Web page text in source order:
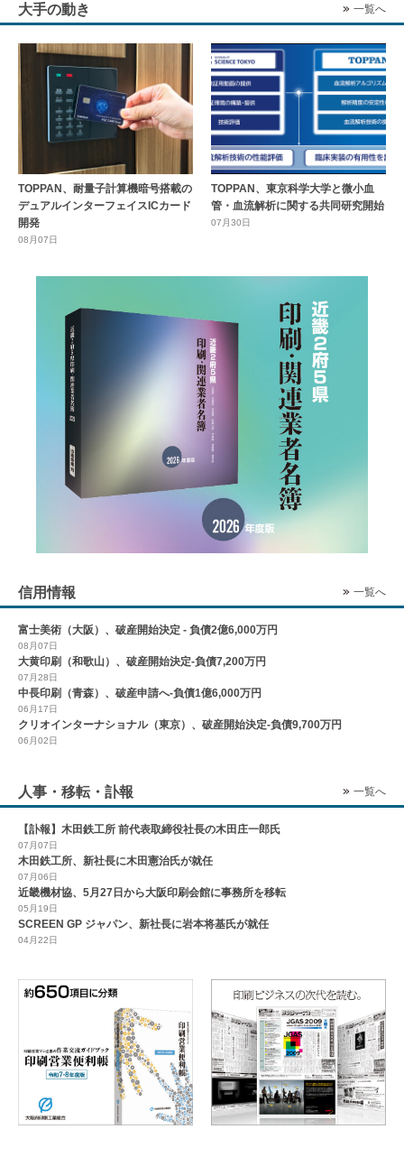
大手の動き 一覧へ
TOPPAN、耐量子計算機暗号搭載の
デュアルインターフェイスICカード
開発
08月07日
TOPPAN、東京科学大学と微小血
管・血流解析に関する共同研究開始
07月30日
信用情報 一覧へ
富士美術（大阪）、破産開始決定 - 負債2億6,000万円
08月07日
大黄印刷（和歌山）、破産開始決定-負債7,200万円
07月28日
中長印刷（青森）、破産申請へ-負債1億6,000万円
06月17日
クリオインターナショナル（東京）、破産開始決定-負債9,700万円
06月02日
人事・移転・訃報 一覧へ
【訃報】木田鉄工所 前代表取締役社長の木田庄一郎氏
07月07日
木田鉄工所、新社長に木田憲治氏が就任
07月06日
近畿機材協、5月27日から大阪印刷会館に事務所を移転
05月19日
SCREEN GP ジャパン、新社長に岩本将基氏が就任
04月22日